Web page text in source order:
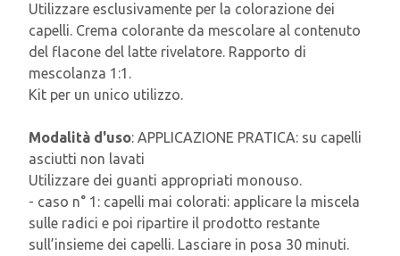
Utilizzare esclusivamente per la colorazione dei
capelli. Crema colorante da mescolare al contenuto
del flacone del latte rivelatore. Rapporto di
mescolanza 1:1.
Kit per un unico utilizzo.
Modalità d'uso: APPLICAZIONE PRATICA: su capelli
asciutti non lavati
Utilizzare dei guanti appropriati monouso.
- caso n° 1: capelli mai colorati: applicare la miscela
sulle radici e poi ripartire il prodotto restante
sull’insieme dei capelli. Lasciare in posa 30 minuti.